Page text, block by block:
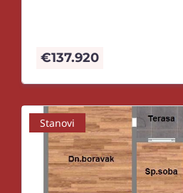
€137.920
Stanovi